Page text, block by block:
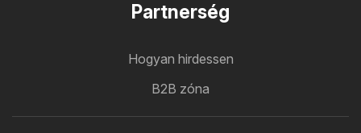
Partnerség
Hogyan hirdessen
B2B zóna